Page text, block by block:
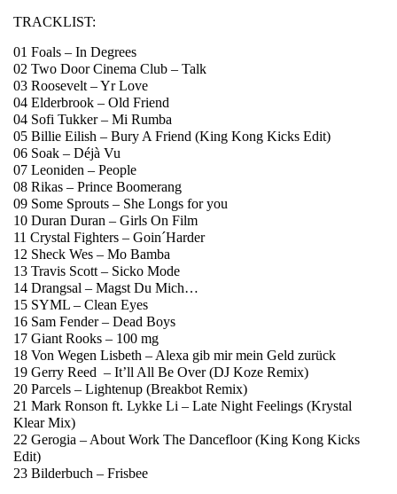
TRACKLIST:
01 Foals – In Degrees
02 Two Door Cinema Club – Talk
03 Roosevelt – Yr Love
04 Elderbrook – Old Friend
04 Sofi Tukker – Mi Rumba
05 Billie Eilish – Bury A Friend (King Kong Kicks Edit)
06 Soak – Déjà Vu
07 Leoniden – People
08 Rikas – Prince Boomerang
09 Some Sprouts – She Longs for you
10 Duran Duran – Girls On Film
11 Crystal Fighters – Goin´Harder
12 Sheck Wes – Mo Bamba
13 Travis Scott – Sicko Mode
14 Drangsal – Magst Du Mich…
15 SYML – Clean Eyes
16 Sam Fender – Dead Boys
17 Giant Rooks – 100 mg
18 Von Wegen Lisbeth – Alexa gib mir mein Geld zurück
19 Gerry Reed – It’ll All Be Over (DJ Koze Remix)
20 Parcels – Lightenup (Breakbot Remix)
21 Mark Ronson ft. Lykke Li – Late Night Feelings (Krystal
Klear Mix)
22 Gerogia – About Work The Dancefloor (King Kong Kicks
Edit)
23 Bilderbuch – Frisbee